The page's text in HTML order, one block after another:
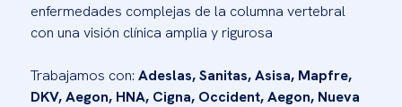
enfermedades complejas de la columna vertebral
con una visión clínica amplia y rigurosa
Trabajamos con: Adeslas, Sanitas, Asisa, Mapfre,
DKV, Aegon, HNA, Cigna, Occident, Aegon, Nueva